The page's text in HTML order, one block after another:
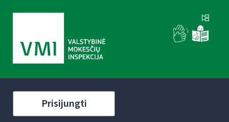
Prisijungti